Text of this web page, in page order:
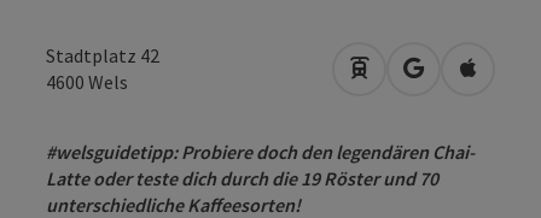
Stadtplatz 42
4600 Wels Anreise mit
in Google
in
#welsguidetipp: Probiere doch den legendären Chai-
Latte oder teste dich durch die 19 Röster und 70
unterschiedliche Kaffeesorten!